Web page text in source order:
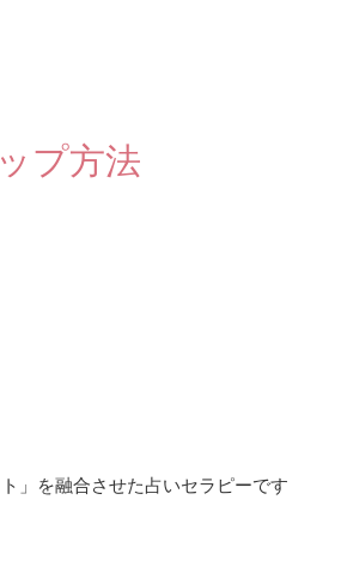
プ方法
」を融合させた占いセラピーです